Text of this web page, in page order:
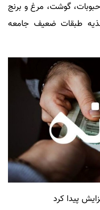
گوشت، مرغ و برنج
طبقات ضعیف جامعه